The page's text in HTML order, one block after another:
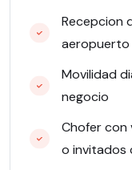
Recepcion
aeropuerto
Movilidad
negocio
Chofer con
o invitados